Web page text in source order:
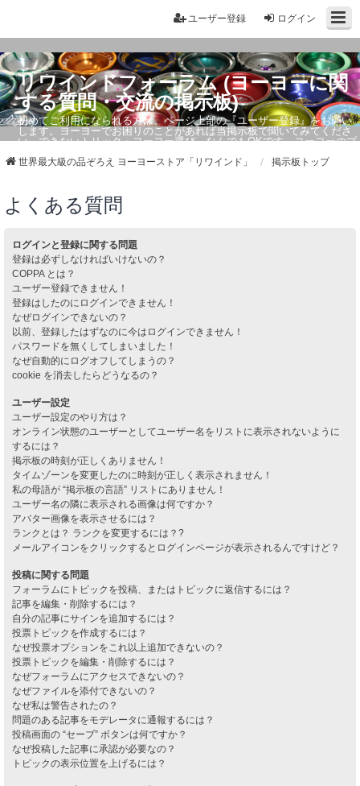
ログイン
ユーザー登録
リワインドフォーラム (ヨーヨーに関
する質問・交流の掲示板)
初めてご利用になられる方は、ページ上部の『ユーザー登録』をお願い
します。ヨーヨーでお困りのことがあれば当掲示板で聞いてみてくださ
い。できないトリック・ヨーヨー選び、なんでもOKです。ヨーヨーのプ
世界最大級の品ぞろえ ヨーヨーストア「リワインド」 掲示板トップ
よくある質問
ログインと登録に関する問題
登録は必ずしなければいけないの？
COPPA とは？
ユーザー登録できません！
登録はしたのにログインできません！
なぜログインできないの？
以前、登録したはずなのに今はログインできません！
パスワードを無くしてしまいました！
なぜ自動的にログオフしてしまうの？
cookie を消去したらどうなるの？
ユーザー設定
ユーザー設定のやり方は？
オンライン状態のユーザーとしてユーザー名をリストに表示されないように
するには？
掲示板の時刻が正しくありません！
タイムゾーンを変更したのに時刻が正しく表示されません！
私の母語が “掲示板の言語” リストにありません！
ユーザー名の隣に表示される画像は何ですか？
アバター画像を表示させるには？
ランクとは？ ランクを変更するには？?
メールアイコンをクリックするとログインページが表示されるんですけど？
投稿に関する問題
フォーラムにトピックを投稿、またはトピックに返信するには？
記事を編集・削除するには？
自分の記事にサインを追加するには？
投票トピックを作成するには？
なぜ投票オプションをこれ以上追加できないの？
投票トピックを編集・削除するには？
なぜフォーラムにアクセスできないの？
なぜファイルを添付できないの？
なぜ私は警告されたの？
問題のある記事をモデレータに通報するには？
投稿画面の “セーブ” ボタンは何ですか？
なぜ投稿した記事に承認が必要なの？
トピックの表示位置を上げるには？